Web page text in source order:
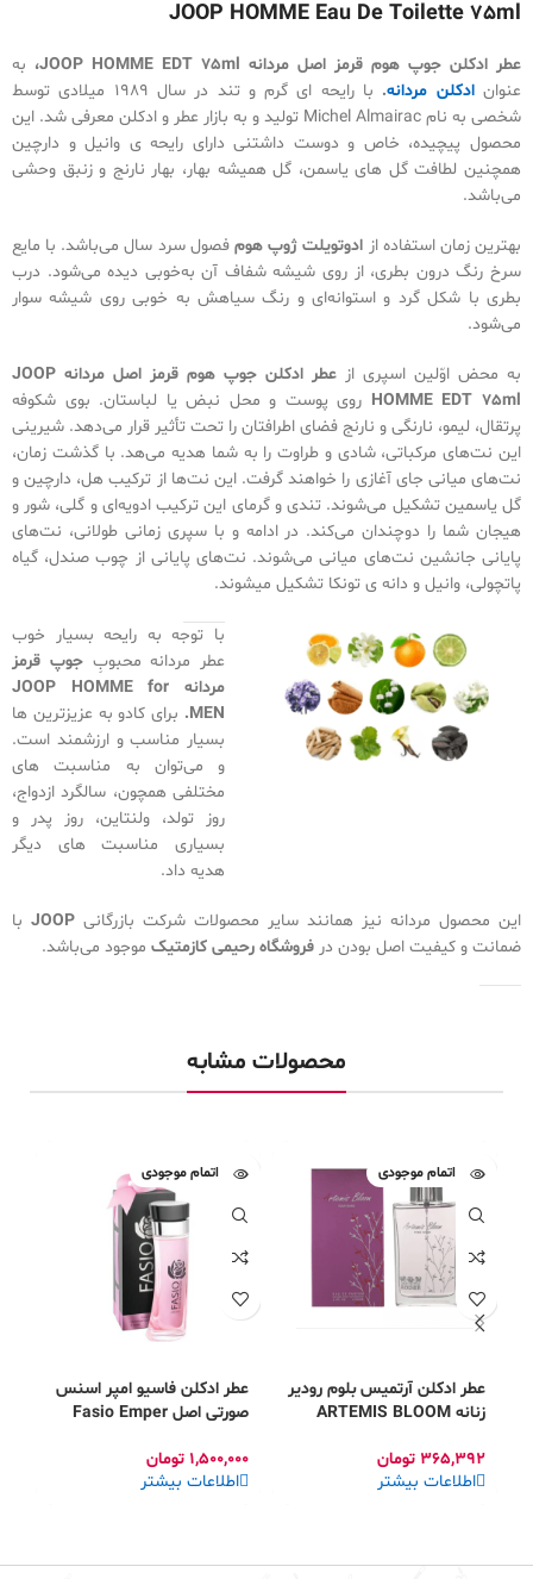
JOOP HOMME Eau De Toilette 75ml
عطر ادکلن جوپ هوم قرمز اصل مردانه JOOP HOMME EDT 75ml،
به
عنوان ادکلن مردانه.
با رایحه ای گرم و تند در سال ۱۹۸۹ میلادی توسط
شخصی به نام Michel Almairac تولید و به بازار عطر و ادکلن معرفی شد. این
محصول پیچیده، خاص و دوست داشتنی دارای رایحه ی وانیل و دارچین
همچنین لطافت گل های یاسمن، گل همیشه بهار، بهار نارنج و زنبق وحشی
می‌باشد.
بهترین زمان استفاده از ادوتویلت ژوپ هوم فصول سرد سال می‌باشد. با مایع
سرخ‌ رنگ درون بطری، از روی شیشه‌ شفاف آن به‌خوبی دیده می‌شود. درب
بطری با شکل گرد و استوانه‌ای و رنگ سیاهش به‌ خوبی روی شیشه سوار
می‌شود.
به‌ محض اوّلین اسپری از عطر ادکلن جوپ هوم قرمز اصل مردانه JOOP
HOMME EDT 75ml روی پوست و محل نبض یا لباستان. بوی شکوفه‌
پرتقال، لیمو، نارنگی و نارنج فضای اطرافتان را تحت‌ تأثیر قرار می‌دهد. شیرینی
این نت‌های مرکباتی، شادی و طراوت را به شما هدیه می‌هد. با گذشت زمان،
نت‌های میانی جای آغازی را خواهند گرفت. این نت‌ها از ترکیب هل، دارچین و
گل یاسمین تشکیل ‌می‌شوند. تندی و گرمای این ترکیب ادویه‌ای و گلی، شور و
هیجان شما را دوچندان می‌کند. در ادامه و با سپری‌ زمانی طولانی، نت‌های
پایانی جانشین نت‌های میانی می‌شوند. نت‌های پایانی از چوب صندل، گیاه
پاتچولی، وانیل و دانه ی تونکا تشکیل‌ میشوند.
با توجه به رایحه بسیار خوب
عطر مردانه محبوبِ جوپ قرمز
مردانه JOOP HOMME for
MEN. برای کادو به عزیزترین ها
بسیار مناسب و ارزشمند است.
و می‌توان به مناسبت های
مختلفی همچون، سالگرد ازدواج،
روز تولد، ولنتاین، روز پدر و
بسیاری مناسبت های دیگر
هدیه داد.
این محصول مردانه نیز همانند سایر محصولات شرکت بازرگانی
با
ضمانت و کیفیت اصل بودن در فروشگاه رحیمی کازمتیک موجود می‌باشد.
محصولات مشابه
اتمام موجودی
عطر ادکلن آرتمیس بلوم رودیر
زنانه ARTEMIS BLOOM
365,392 تومان
اطلاعات بیشتر
اتمام موجودی
عطر ادکلن فاسیو امپر اسنس
صورتی اصل Fasio Emper
1,500,000 تومان
اطلاعات بیشتر